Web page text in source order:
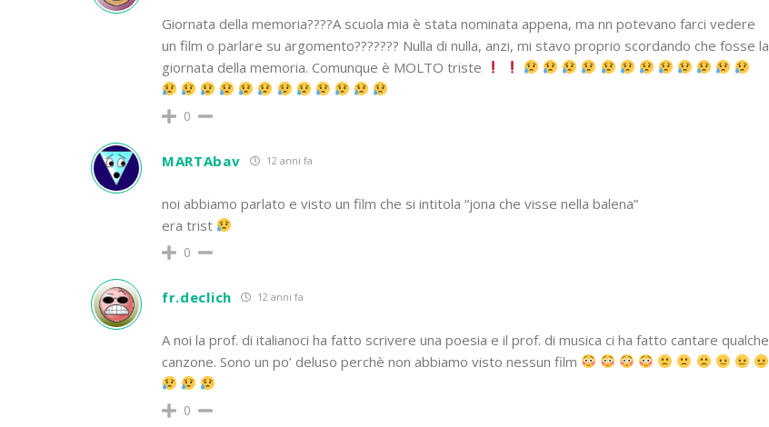
Giornata della memoria????A scuola mia è stata nominata appena, ma nn potevano farci vedere
un film o parlare su argomento??????? Nulla di nulla, anzi, mi stavo proprio scordando che fosse la
giornata della memoria. Comunque è MOLTO triste
0
MARTAbav 12 anni fa
noi abbiamo parlato e visto un film che si intitola “jona che visse nella balena”
era trist
0
fr.declich 12 anni fa
A noi la prof. di italianoci ha fatto scrivere una poesia e il prof. di musica ci ha fatto cantare qualche
canzone. Sono un po’ deluso perchè non abbiamo visto nessun film
0